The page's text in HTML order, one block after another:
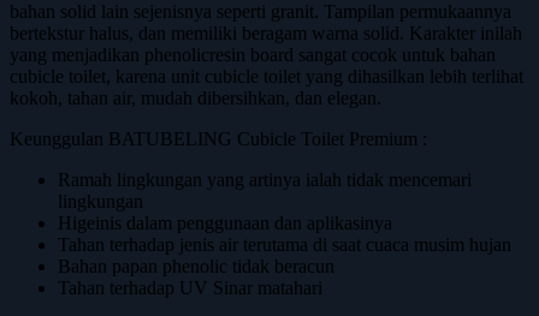
bahan solid lain sejenisnya seperti granit. Tampilan permukaannya
bertekstur halus, dan memiliki beragam warna solid. Karakter inilah
yang menjadikan phenolicresin board sangat cocok untuk bahan
cubicle toilet, karena unit cubicle toilet yang dihasilkan lebih terlihat
kokoh, tahan air, mudah dibersihkan, dan elegan.
Keunggulan BATUBELING Cubicle Toilet Premium :
Ramah lingkungan yang artinya ialah tidak mencemari
lingkungan
Higeinis dalam penggunaan dan aplikasinya
Tahan terhadap jenis air terutama di saat cuaca musim hujan
Bahan papan phenolic tidak beracun
Tahan terhadap UV Sinar matahari